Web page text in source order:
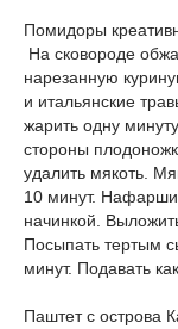
Помидоры
На сковороде
нарезанную
и итальянские
жарить одну
стороны
удалить мякоть.
10 минут.
начинкой.
Посыпать тертым
минут. Подавать
Паштет с острова